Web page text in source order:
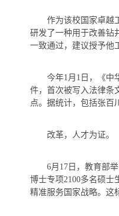
作为该校国家卓越工
研发了一种用于改善钻
一致通过，建议授予他
今年1月1日，《中华
件，首次被写入法律条
点。据统计，包括张百
改革，人才为证。
6月17日，教育部举
博士专项2100多名硕士
精准服务国家战略。这